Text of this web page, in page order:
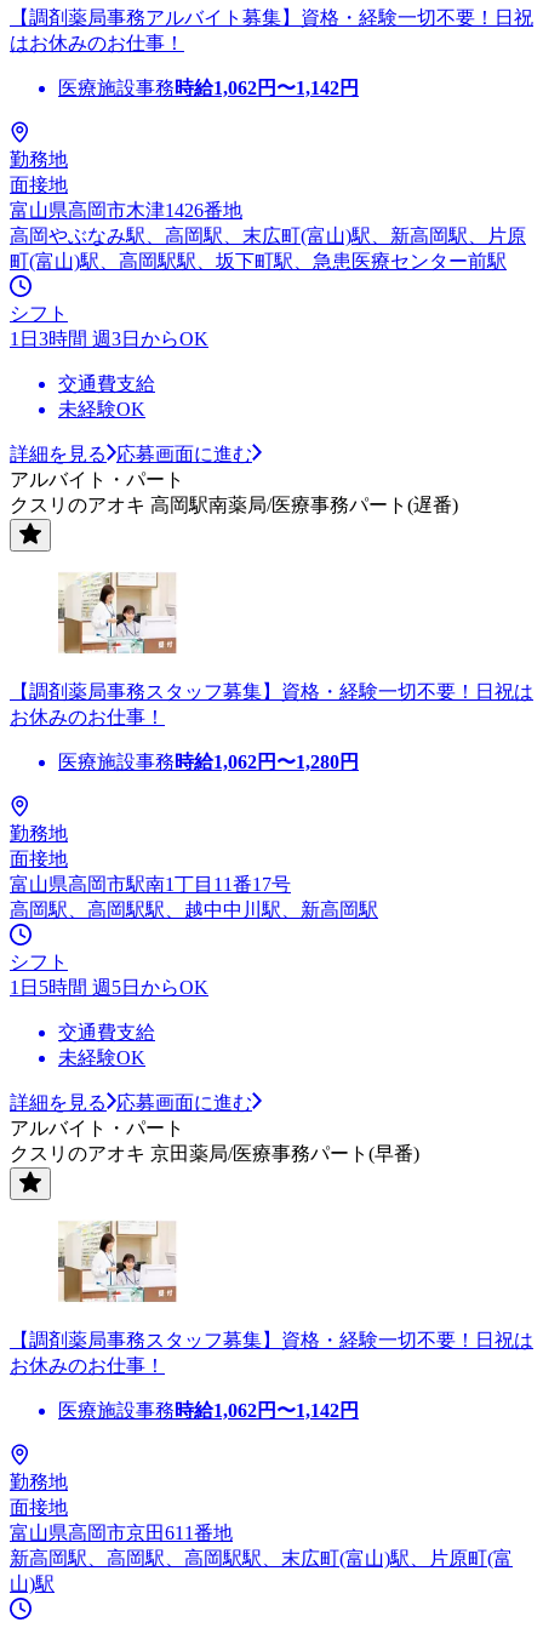
【調剤薬局事務アルバイト募集】資格・経験一切不要！日祝
はお休みのお仕事！
医療施設事務時給1,062円〜1,142円
勤務地
面接地
富山県高岡市木津1426番地
高岡やぶなみ駅、高岡駅、末広町(富山)駅、新高岡駅、片原
町(富山)駅、高岡駅駅、坂下町駅、急患医療センター前駅
シフト
1日3時間 週3日からOK
交通費支給
未経験OK
詳細を見る
応募画面に進む
アルバイト・パート
クスリのアオキ 高岡駅南薬局/医療事務パート(遅番)
【調剤薬局事務スタッフ募集】資格・経験一切不要！日祝は
お休みのお仕事！
医療施設事務時給1,062円〜1,280円
勤務地
面接地
富山県高岡市駅南1丁目11番17号
高岡駅、高岡駅駅、越中中川駅、新高岡駅
シフト
1日5時間 週5日からOK
交通費支給
未経験OK
詳細を見る
応募画面に進む
アルバイト・パート
クスリのアオキ 京田薬局/医療事務パート(早番)
【調剤薬局事務スタッフ募集】資格・経験一切不要！日祝は
お休みのお仕事！
医療施設事務時給1,062円〜1,142円
勤務地
面接地
富山県高岡市京田611番地
新高岡駅、高岡駅、高岡駅駅、末広町(富山)駅、片原町(富
山)駅